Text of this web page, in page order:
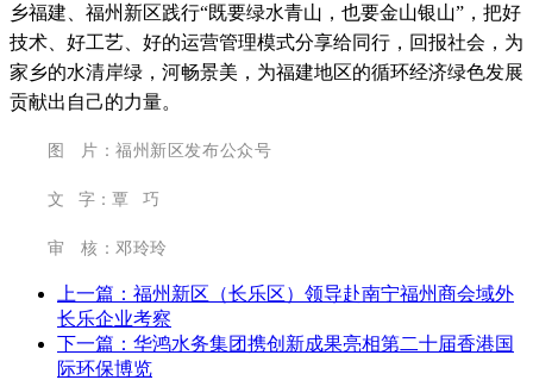
乡福建、福州新区践行“既要绿水青山，也要金山银山”，把好
技术、好工艺、好的运营管理模式分享给同行，回报社会，为
家乡的水清岸绿，河畅景美，为福建地区的循环经济绿色发展
贡献出自己的力量。
图 片：福州新区发布公众号
文 字：覃 巧
审 核：邓玲玲
上一篇：福州新区（长乐区）领导赴南宁福州商会域外
长乐企业考察
下一篇：华鸿水务集团携创新成果亮相第二十届香港国
际环保博览